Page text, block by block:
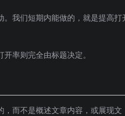
我们短期内能做的，就是提高打
率则完全由标题决定。
而不是概述文章内容，或展现文